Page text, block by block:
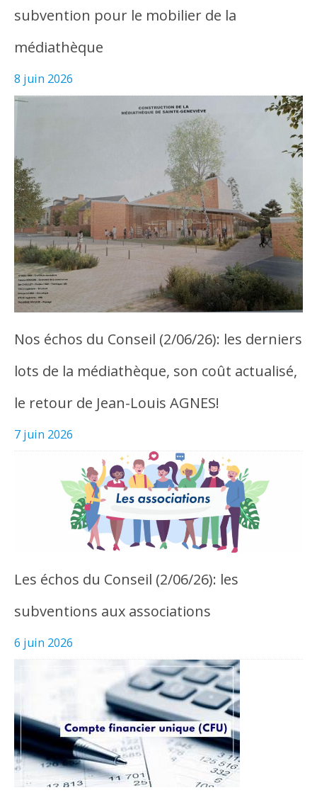
subvention pour le mobilier de la
médiathèque
8 juin 2026
Nos échos du Conseil (2/06/26): les derniers
lots de la médiathèque, son coût actualisé,
le retour de Jean-Louis AGNES!
7 juin 2026
Les échos du Conseil (2/06/26): les
subventions aux associations
6 juin 2026